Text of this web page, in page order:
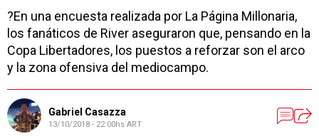
?En una encuesta realizada por La Página Millonaria,
los fanáticos de River aseguraron que, pensando en la
Copa Libertadores, los puestos a reforzar son el arco
y la zona ofensiva del mediocampo.
Gabriel Casazza
13/10/2018 - 22:00hs ART